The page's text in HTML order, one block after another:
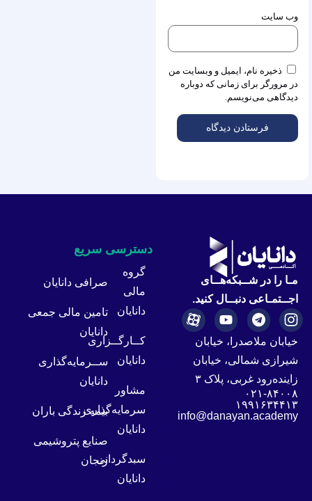
وب‌ سایت
ذخیره نام، ایمیل و وبسایت من
در مرورگر برای زمانی که دوباره
دیدگاهی می‌نویسم.
مـا را در شــبکه‌هــای
اجــتمـاعی دنبــال کنید.
خیابان ملاصدرا، خیابان
شیرازی شمالی، خیابان
زاینده‌رود غربی، پلاک ۳
۰۲۱-۸۴۰۰۸
۱۹۹۱۶۳۴۴۱۳
info@danayan.academy
دسترسی سریع
گروه
مالی
دانایان
کــارگــزاری
دانایان
مشاور
سرمایه‌گذاری
دانایان
سبدگردانی
دانایان
صرافی دانایان
تامین مالی جمعی
دانایان
ســرمایه‌گذاری
دانایان
بیمه زندگی باران
صنایع پتروشیمی
زنجان